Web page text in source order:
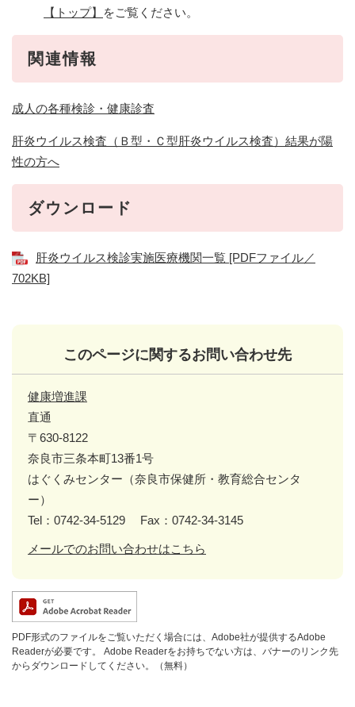
【トップ】
をご覧ください。
関連情報
成人の各種検診・健康診査
肝炎ウイルス検査（Ｂ型・Ｃ型肝炎ウイルス検査）結果が陽
性の方へ
ダウンロード
肝炎ウイルス検診実施医療機関一覧 [PDFファイル／
702KB]
このページに関するお問い合わせ先
健康増進課
直通
〒630-8122
奈良市三条本町13番1号
はぐくみセンター（奈良市保健所・教育総合センタ
ー）
Tel：0742-34-5129
Fax：0742-34-3145
メールでのお問い合わせはこちら
PDF形式のファイルをご覧いただく場合には、Adobe社が提供するAdobe
Readerが必要です。
Adobe Readerをお持ちでない方は、バナーのリンク先
からダウンロードしてください。（無料）